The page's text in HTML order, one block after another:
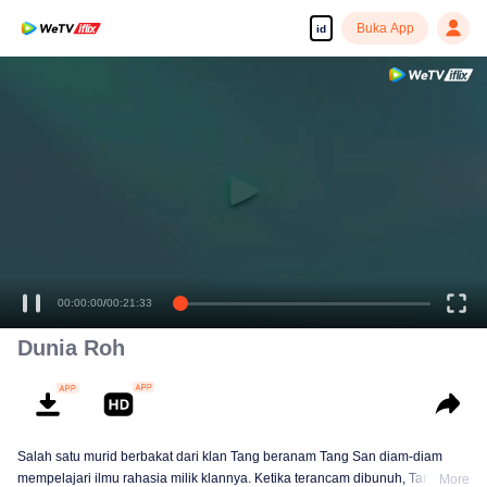
id Buka App
Tonton dengan kualitas tinggi dan lancar
00:00:00/00:21:33
Dunia Roh
Salah satu murid berbakat dari klan Tang beranam Tang San diam-diam
mempelajari ilmu rahasia milik klannya. Ketika terancam dibunuh, Tang San
More